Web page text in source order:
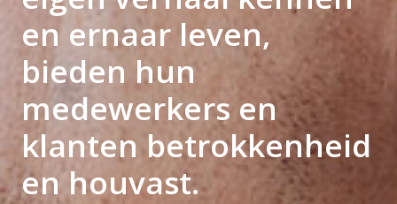
en ernaar leven,
bieden hun
medewerkers en
klanten betrokkenheid
en houvast.